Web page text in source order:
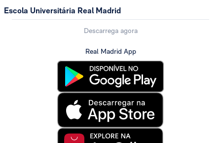
Escola Universitária Real Madrid
Descarrega agora
Real Madrid App